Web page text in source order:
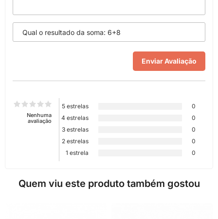
Nenhuma
avaliação
5 estrelas
0
4 estrelas
0
3 estrelas
0
2 estrelas
0
1 estrela
0
Quem viu este produto também gostou